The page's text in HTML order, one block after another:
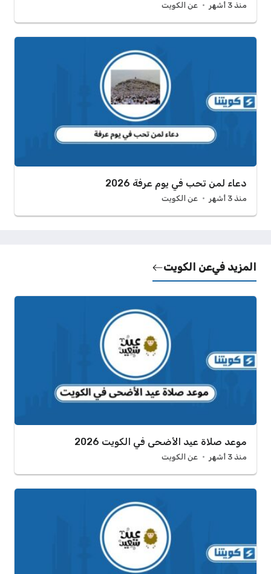
منذ 3 أشهر عن الكويت
دعاء لمن تحب في يوم عرفة 2026
منذ 3 أشهر عن الكويت
المزيد فيعن الكويت
موعد صلاة عيد الأضحى في الكويت 2026
منذ 3 أشهر عن الكويت